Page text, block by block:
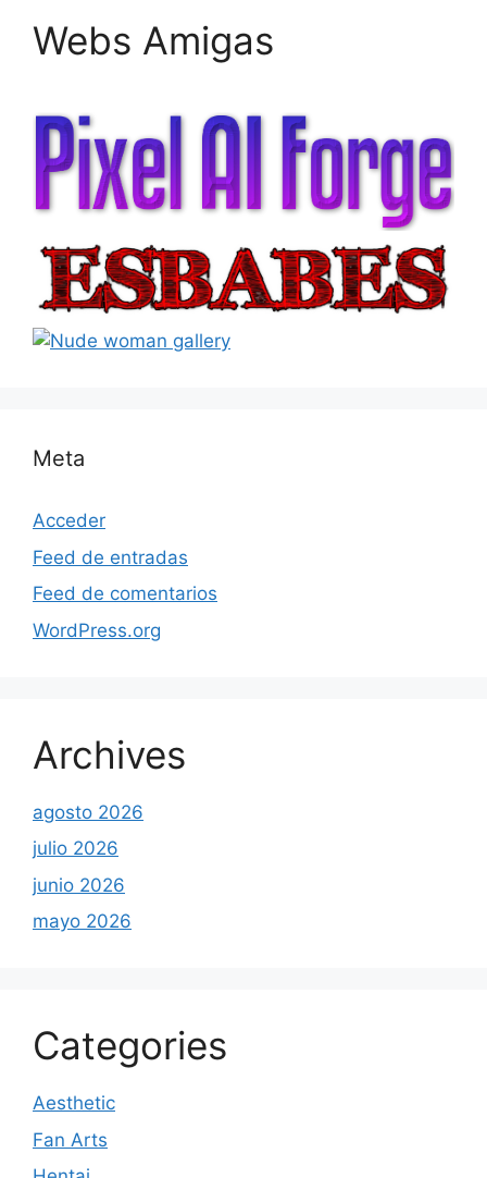
Webs Amigas
Meta
Acceder
Feed de entradas
Feed de comentarios
WordPress.org
Archives
agosto 2026
julio 2026
junio 2026
mayo 2026
Categories
Aesthetic
Fan Arts